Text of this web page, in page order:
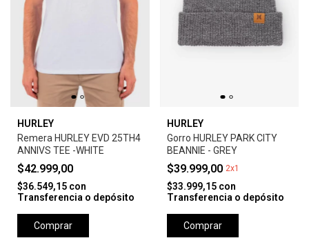
HURLEY
Remera HURLEY EVD 25TH4
ANNIVS TEE -WHITE
$42.999,00
$36.549,15 con
Transferencia o depósito
Comprar
HURLEY
Gorro HURLEY PARK CITY
BEANNIE - GREY
$39.999,00 2x1
$33.999,15 con
Transferencia o depósito
Comprar